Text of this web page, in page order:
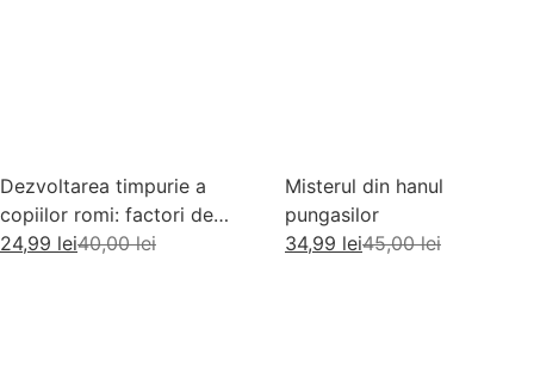
Dezvoltarea timpurie a
copiilor romi: factori de
risc si factori de protectie
40,00lei
24,99 lei
Misterul din hanul
pungasilor
45,00lei
34,99 lei